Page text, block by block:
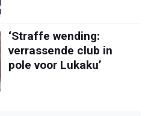
‘Straffe wending:
verrassende club in
pole voor Lukaku’